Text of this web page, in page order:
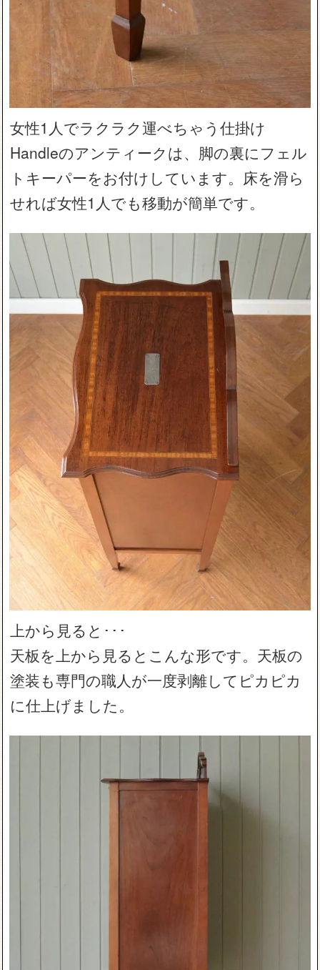
女性1人でラクラク運べちゃう仕掛け
Handleのアンティークは、脚の裏にフェル
トキーパーをお付けしています。床を滑ら
せれば女性1人でも移動が簡単です。
上から見ると･･･
天板を上から見るとこんな形です。天板の
塗装も専門の職人が一度剥離してピカピカ
に仕上げました。